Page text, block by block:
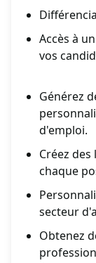
Accès à
vos
Générez
d'emploi.
Créez
chaque
secteur
Obtenez